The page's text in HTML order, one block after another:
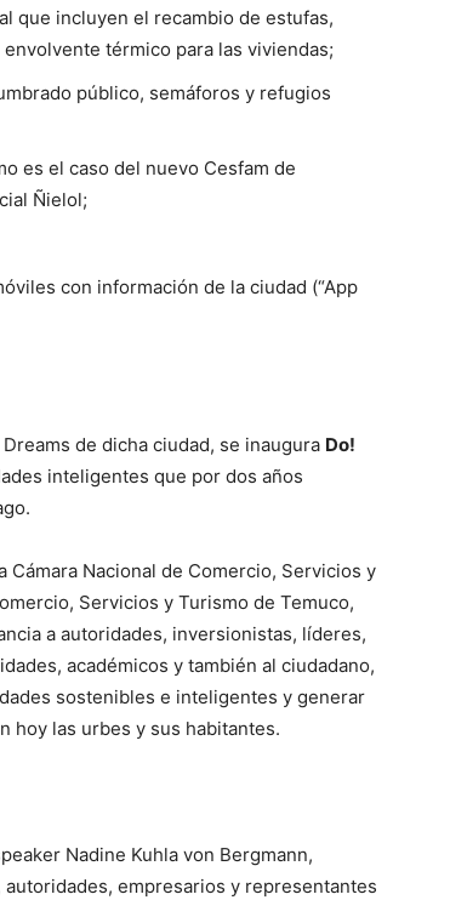
que incluyen el recambio de estufas,
térmico para las viviendas;
público, semáforos y refugios
es el caso del nuevo Cesfam de
Ñielol;
con información de la ciudad (“App
de dicha ciudad, se inaugura Do!
inteligentes que por dos años
Cámara Nacional de Comercio, Servicios y
Servicios y Turismo de Temuco,
a autoridades, inversionistas, líderes,
académicos y también al ciudadano,
sostenibles e inteligentes y generar
hoy las urbes y sus habitantes.
Nadine Kuhla von Bergmann,
empresarios y representantes